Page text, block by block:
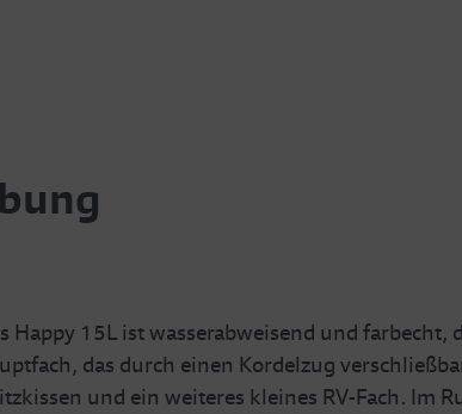
15L ist wasserabweisend und farbecht,
das durch einen Kordelzug
und ein weiteres kleines RV-Fach. Im